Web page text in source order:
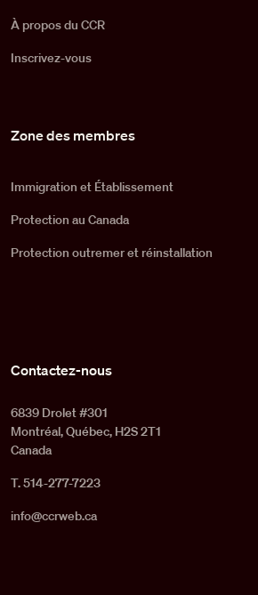
À propos du CCR
Inscrivez-vous
Zone des membres
Immigration et Établissement
Protection au Canada
Protection outremer et réinstallation
Contactez-nous
6839 Drolet #301
Montréal, Québec, H2S 2T1
Canada
T. 514-277-7223
info@ccrweb.ca